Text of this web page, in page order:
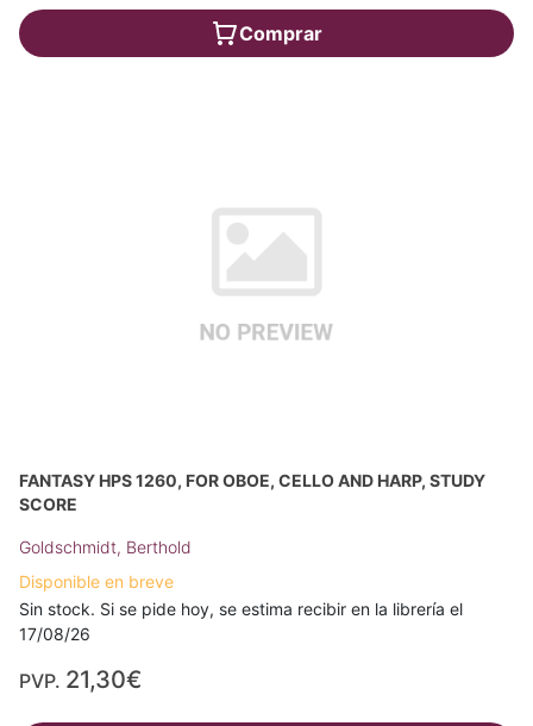
Comprar
FANTASY HPS 1260, FOR OBOE, CELLO AND HARP, STUDY
SCORE
Goldschmidt, Berthold
Disponible en breve
Sin stock. Si se pide hoy, se estima recibir en la librería el
17/08/26
PVP. 21,30€